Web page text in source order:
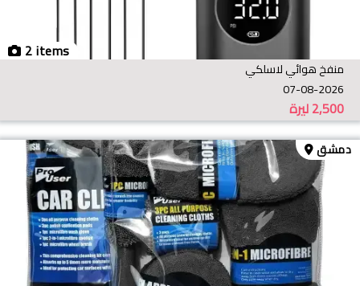
2 items
منفخ هوائي لاسلكي
07-08-2026
ليرة2,500
دمشق